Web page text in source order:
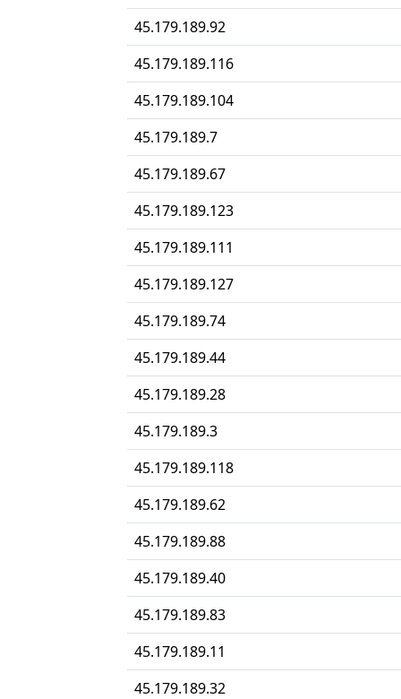
45.179.189.92
45.179.189.116
45.179.189.104
45.179.189.7
45.179.189.67
45.179.189.123
45.179.189.111
45.179.189.127
45.179.189.74
45.179.189.44
45.179.189.28
45.179.189.3
45.179.189.118
45.179.189.62
45.179.189.88
45.179.189.40
45.179.189.83
45.179.189.11
45.179.189.32